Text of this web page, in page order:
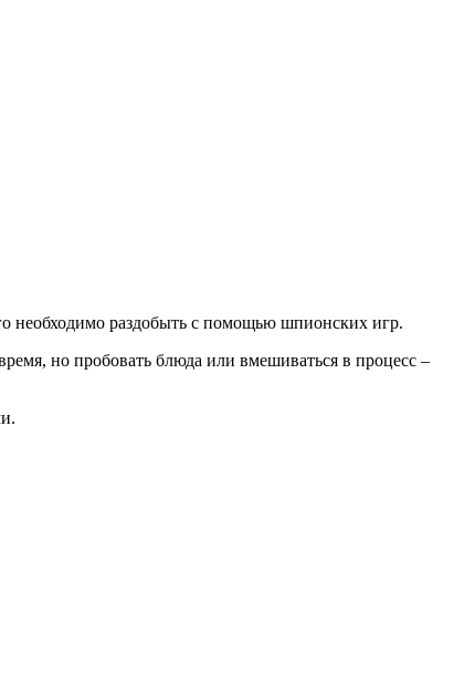
необходимо раздобыть с помощью шпионских игр.
но пробовать блюда или вмешиваться в процесс –